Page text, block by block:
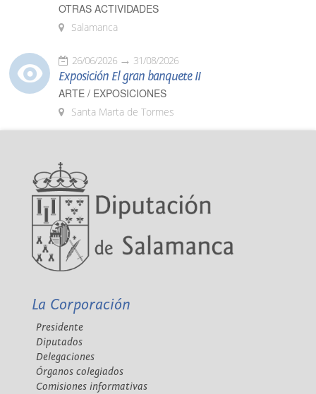
OTRAS ACTIVIDADES
Salamanca
26/06/2026 31/08/2026
Exposición El gran banquete II
ARTE / EXPOSICIONES
Santa Marta de Tormes
La Corporación
Presidente
Diputados
Delegaciones
Órganos colegiados
Comisiones informativas